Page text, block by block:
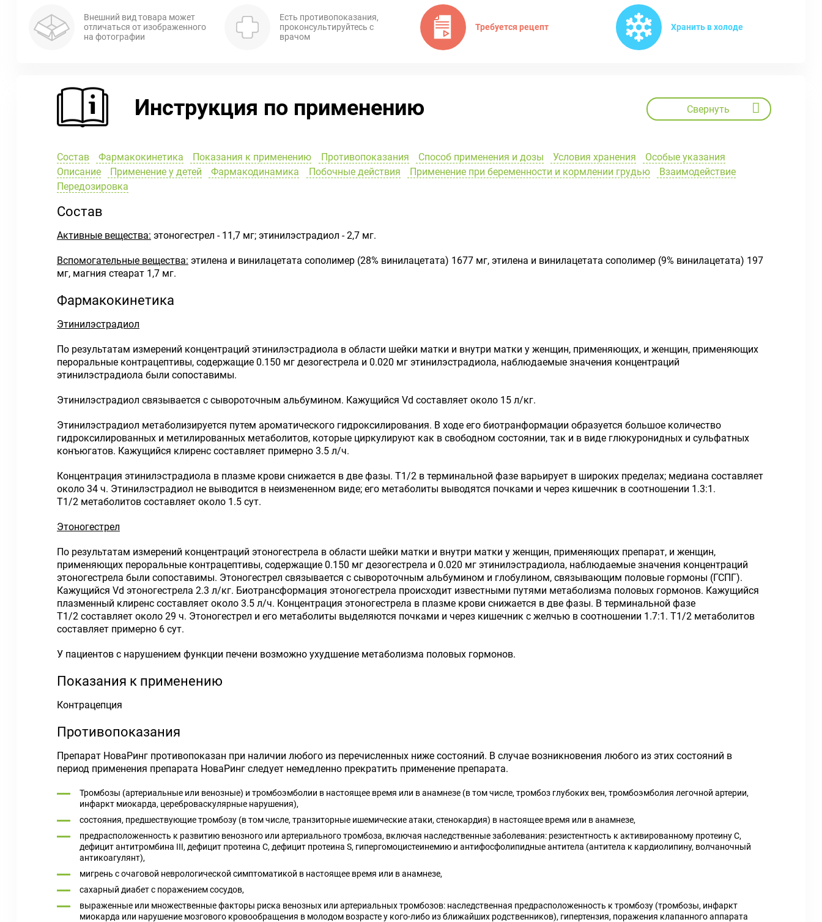
Внешний вид товара может
отличаться от изображенного
на фотографии
Есть противопоказания,
проконсультируйтесь с
врачом
Требуется рецепт Хранить в холоде
Инструкция по применению Свернуть
Состав Фармакокинетика Показания к применению Противопоказания Способ применения и дозы Условия хранения
Особые указания
Описание
Применение у детей Фармакодинамика Побочные действия Применение при беременности и кормлении грудью
Взаимодействие
Передозировка
Состав
Активные вещества: этоногестрел - 11,7 мг; этинилэстрадиол - 2,7 мг.
Вспомогательные вещества: этилена и винилацетата сополимер (28% винилацетата) 1677 мг, этилена и винилацетата сополимер (9% винилацетата) 197
мг, магния стеарат 1,7 мг.
Фармакокинетика
Этинилэстрадиол
По результатам измерений концентраций этинилэстрадиола в области шейки матки и внутри матки у женщин, применяющих, и женщин, применяющих
пероральные контрацептивы, содержащие 0.150 мг дезогестрела и 0.020 мг этинилэстрадиола, наблюдаемые значения концентраций
этинилэстрадиола были сопоставимы.
Этинилэстрадиол связывается с сывороточным альбумином. Кажущийся Vd составляет около 15 л/кг.
Этинилэстрадиол метаболизируется путем ароматического гидроксилирования. В ходе его биотранформации образуется большое количество
гидроксилированных и метилированных метаболитов, которые циркулируют как в свободном состоянии, так и в виде глюкуронидных и сульфатных
конъюгатов. Кажущийся клиренс составляет примерно 3.5 л/ч.
Концентрация этинилэстрадиола в плазме крови снижается в две фазы. T1/2 в терминальной фазе варьирует в широких пределах; медиана составляет
около 34 ч. Этинилэстрадиол не выводится в неизмененном виде; его метаболиты выводятся почками и через кишечник в соотношении 1.3:1.
T1/2 метаболитов составляет около 1.5 сут.
Этоногестрел
По результатам измерений концентраций этоногестрела в области шейки матки и внутри матки у женщин, применяющих препарат, и женщин,
применяющих пероральные контрацептивы, содержащие 0.150 мг дезогестрела и 0.020 мг этинилэстрадиола, наблюдаемые значения концентраций
этоногестрела были сопоставимы. Этоногестрел связывается с сывороточным альбумином и глобулином, связывающим половые гормоны (ГСПГ).
Кажущийся Vd этоногестрела 2.3 л/кг. Биотрансформация этоногестрела происходит известными путями метаболизма половых гормонов. Кажущийся
плазменный клиренс составляет около 3.5 л/ч. Концентрация этоногестрела в плазме крови снижается в две фазы. В терминальной фазе
T1/2 составляет около 29 ч. Этоногестрел и его метаболиты выделяются почками и через кишечник с желчью в соотношении 1.7:1. T1/2 метаболитов
составляет примерно 6 сут.
У пациентов с нарушением функции печени возможно ухудшение метаболизма половых гормонов.
Показания к применению
Контрацепция
Противопоказания
Препарат НоваРинг противопоказан при наличии любого из перечисленных ниже состояний. В случае возникновения любого из этих состояний в
период применения препарата НоваРинг следует немедленно прекратить применение препарата.
Тромбозы (артериальные или венозные) и тромбоэмболии в настоящее время или в анамнезе (в том числе, тромбоз глубоких вен, тромбоэмболия легочной артерии,
инфаркт миокарда, цереброваскулярные нарушения),
состояния, предшествующие тромбозу (в том числе, транзиторные ишемические атаки, стенокардия) в настоящее время или в анамнезе,
предрасположенность к развитию венозного или артериального тромбоза, включая наследственные заболевания: резистентность к активированному протеину С,
дефицит антитромбина III, дефицит протеина С, дефицит протеина S, гипергомоцистеинемию и антифосфолипидные антитела (антитела к кардиолипину, волчаночный
антикоагулянт),
мигрень с очаговой неврологической симптоматикой в настоящее время или в анамнезе,
сахарный диабет с поражением сосудов,
выраженные или множественные факторы риска венозных или артериальных тромбозов: наследственная предрасположенность к тромбозу (тромбозы, инфаркт
миокарда или нарушение мозгового кровообращения в молодом возрасте у кого-либо из ближайших родственников), гипертензия, поражения клапанного аппарата